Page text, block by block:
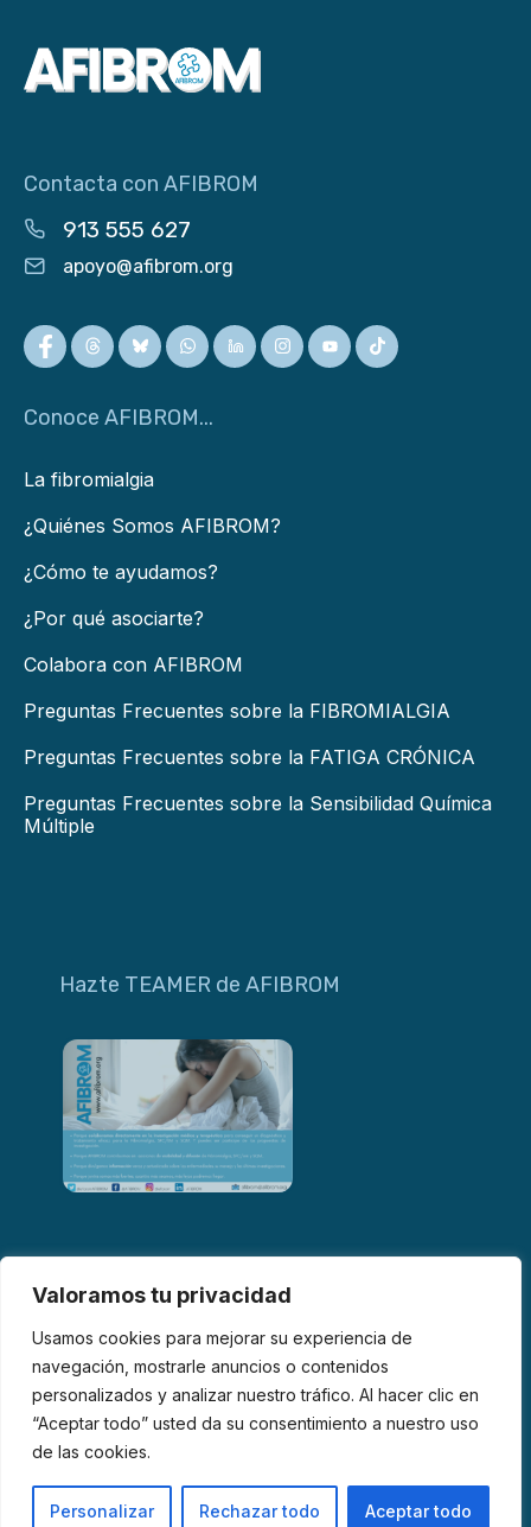
Valoramos tu privacidad
Usamos cookies para mejorar su experiencia de
navegación, mostrarle anuncios o contenidos
personalizados y analizar nuestro tráfico. Al hacer clic en
“Aceptar todo” usted da su consentimiento a nuestro uso
de las cookies.
Personalizar Rechazar todo Aceptar todo
Contacta con AFIBROM
913 555 627
apoyo@afibrom.org
Conoce AFIBROM...
La fibromialgia
¿Quiénes Somos AFIBROM?
¿Cómo te ayudamos?
¿Por qué asociarte?
Colabora con AFIBROM
Preguntas Frecuentes sobre la FIBROMIALGIA
Preguntas Frecuentes sobre la FATIGA CRÓNICA
Preguntas Frecuentes sobre la Sensibilidad Química
Múltiple
Hazte TEAMER de AFIBROM
© 2026 AFIBROM. Todos los derechos reservados.